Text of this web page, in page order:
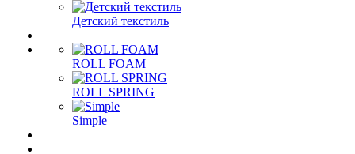
Детский текстиль
ROLL FOAM
ROLL SPRING
Simple